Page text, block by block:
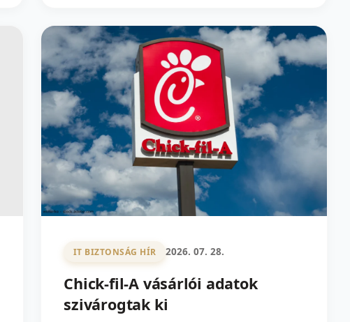
IT BIZTONSÁG HÍR 2026. 07. 28.
Chick-fil-A vásárlói adatok
szivárogtak ki